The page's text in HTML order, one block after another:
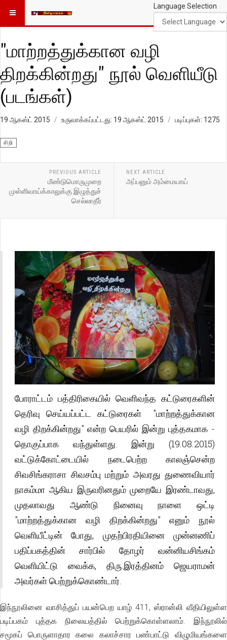
Language Selection
"மாற்றத்துக்கான வழி
திறக்கின்றது" நூல் வெளியீடு
(படங்கள்)
19 ஆகஸ்ட் 2015 உருவாக்கப்பட்டது: 19 ஆகஸ்ட் 2015 படிப்புகள்: 1275
சிறி
PREVIOUS ARTICLE
மீண்டுமொருமுறை
முள்ளிவாய்க்காலுக்கு இழுத்துச்
செல்லாதீர்
NEXT ARTICLE
அப்பனும் அம்மையாய்
போராட்டம் பத்திரிகையில் வெளிவந்த கட்டுரைகளின்
தெரிவு செய்யப்பட்ட கட்டுரைகள் "மாற்றத்துக்கான
வழி திறக்கின்றது" என்ற பெயரில் இன்று புத்தகமாக -
தொகுப்பாக வந்துள்ளது. இன்று (19.08.2015)
வட்டுக்கோட்டையில் நடைபெற்ற காலஞ்சென்ற
சிவசிங்கராசா சிவசம்பு மற்றும் அவரது துணைவியார்
நாகம்மா ஆகிய இருவரினதும் முறையே இரண்டாவது,
முதலாவது ஆண்டு நினைவு நாளை ஒட்டி
"மாற்றத்துக்கான வழி திறக்கின்றது" எனும் நூல்
வெளியீட்டின் போது, முதற்பிரதியினை முன்னணிப்
பதிப்பகத்தின் சார்பில் தோழர் வன்னியசிங்கம்
வெளியிட்டு வைக்க, திரு.இரத்தினம் ஜெயராமன்
அவர்கள் பெற்றுக்கொண்டார்.
இந்நூலினை வாசித்துப் பயன்பெற யாழ் 411, ஸ்ரான்லி வீதியிலுள்ள
படிப்பகம் புத்தக நிலையத்தில் பெற்றுக்கொள்ளலாம். இந்நூலில்
சமூகப் பொருளாதார கலை கலாச்சார பண்பாட்டு விழுமியங்களை